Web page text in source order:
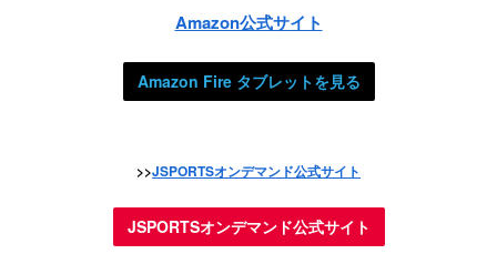
Amazon公式サイト
Amazon Fire タブレットを見る
>>JSPORTSオンデマンド公式サイト
JSPORTSオンデマンド公式サイト